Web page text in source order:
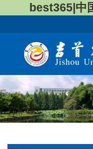
best365|中